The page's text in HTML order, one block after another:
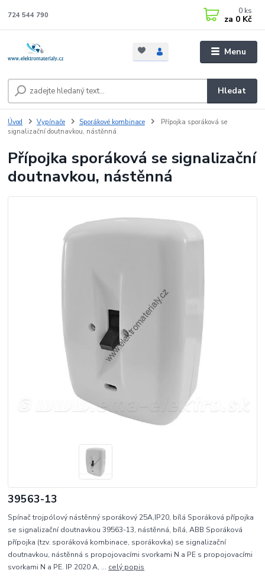
Menu
Hledat
724 544 790 0 ks
za 0 Kč
Úvod Vypínače Sporákové kombinace
Přípojka sporáková se
signalizační doutnavkou, nástěnná
Přípojka sporáková se signalizační
doutnavkou, nástěnná
39563-13
Spínač trojpólový nástěnný sporákový 25A,IP20, bílá Sporáková přípojka
se signalizační doutnavkou 39563-13, nástěnná, bílá, ABB Sporáková
přípojka (tzv. sporáková kombinace, sporákovka) se signalizační
doutnavkou, nástěnná s propojovacími svorkami N a PE s propojovacími
svorkami N a PE. IP 2020 A, ... celý popis